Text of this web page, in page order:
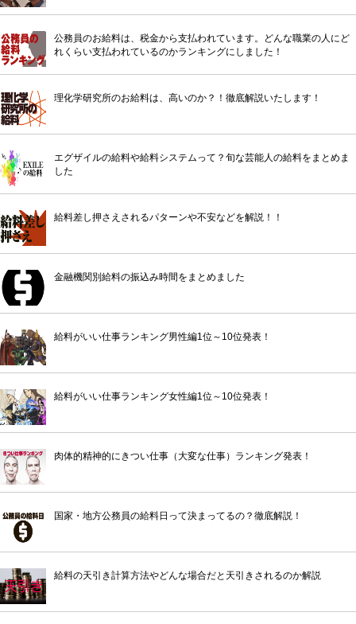
公務員のお給料は、税金から支払われています。どんな職業の人にど
れくらい支払われているのかランキングにしました！
理化学研究所のお給料は、高いのか？！徹底解説いたします！
エグザイルの給料や給料システムって？旬な芸能人の給料をまとめま
した
給料差し押さえされるパターンや不安などを解説！！
金融機関別給料の振込み時間をまとめました
給料がいい仕事ランキング男性編1位～10位発表！
給料がいい仕事ランキング女性編1位～10位発表！
肉体的精神的にきつい仕事（大変な仕事）ランキング発表！
国家・地方公務員の給料日って決まってるの？徹底解説！
給料の天引き計算方法やどんな場合だと天引きされるのか解説